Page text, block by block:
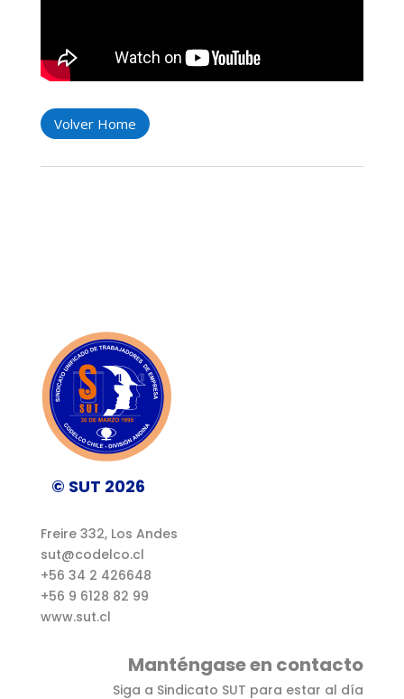
Volver Home
© SUT 2026
Freire 332, Los Andes
sut@codelco.cl
+56 34 2 426648
+56 9 6128 82 99
www.sut.cl
Manténgase en contacto
Siga a Sindicato SUT para estar al día